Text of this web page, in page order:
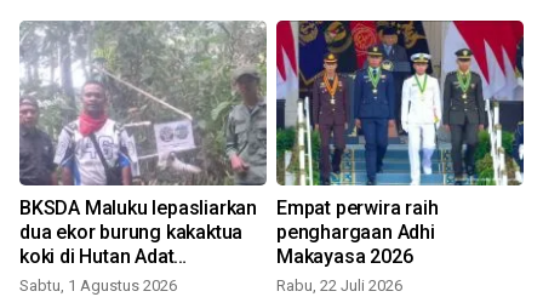
BKSDA Maluku lepasliarkan
dua ekor burung kakaktua
koki di Hutan Adat
Karangguli
Sabtu, 1 Agustus 2026
Empat perwira raih
penghargaan Adhi
Makayasa 2026
Rabu, 22 Juli 2026